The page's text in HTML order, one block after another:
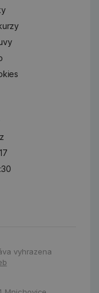
vyhrazena